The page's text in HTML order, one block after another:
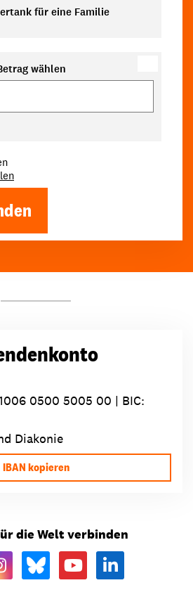
für eine Familie
wählen
0500 5005 00 | BIC:
Diakonie
IBAN kopieren
die Welt verbinden